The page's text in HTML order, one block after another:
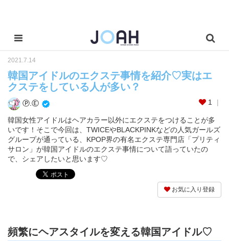
2021.7.14
韓国アイドルのエクステ事情を紹介♡実はエ
クステをしている人が多い？
Ⓟ.Ⓔ 1
韓国女性アイドルはヘアカラー以外にエクステをつけることが多
いです！そこで今回は、TWICEやBLACKPINKなどの人気ガールズ
グループが通っている、KPOP界の有名エクステ専門店「プリティ
サロン」が韓国アイドルのエクステ事情について語っていたの
で、シェアしたいと思います♡
お気に入り登録
頻繁にヘアスタイルを変える韓国アイドル♡